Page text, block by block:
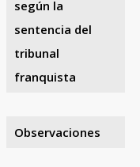
según la
sentencia del
tribunal
franquista
Observaciones